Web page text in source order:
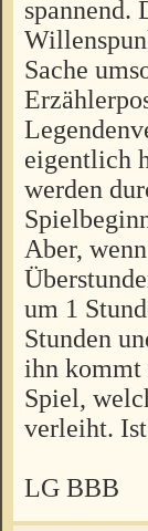
spannend.
Sache
eigentlich
werden
Aber,
um 1
Stunden
ihn kommt
Spiel,
verleiht.
LG BBB